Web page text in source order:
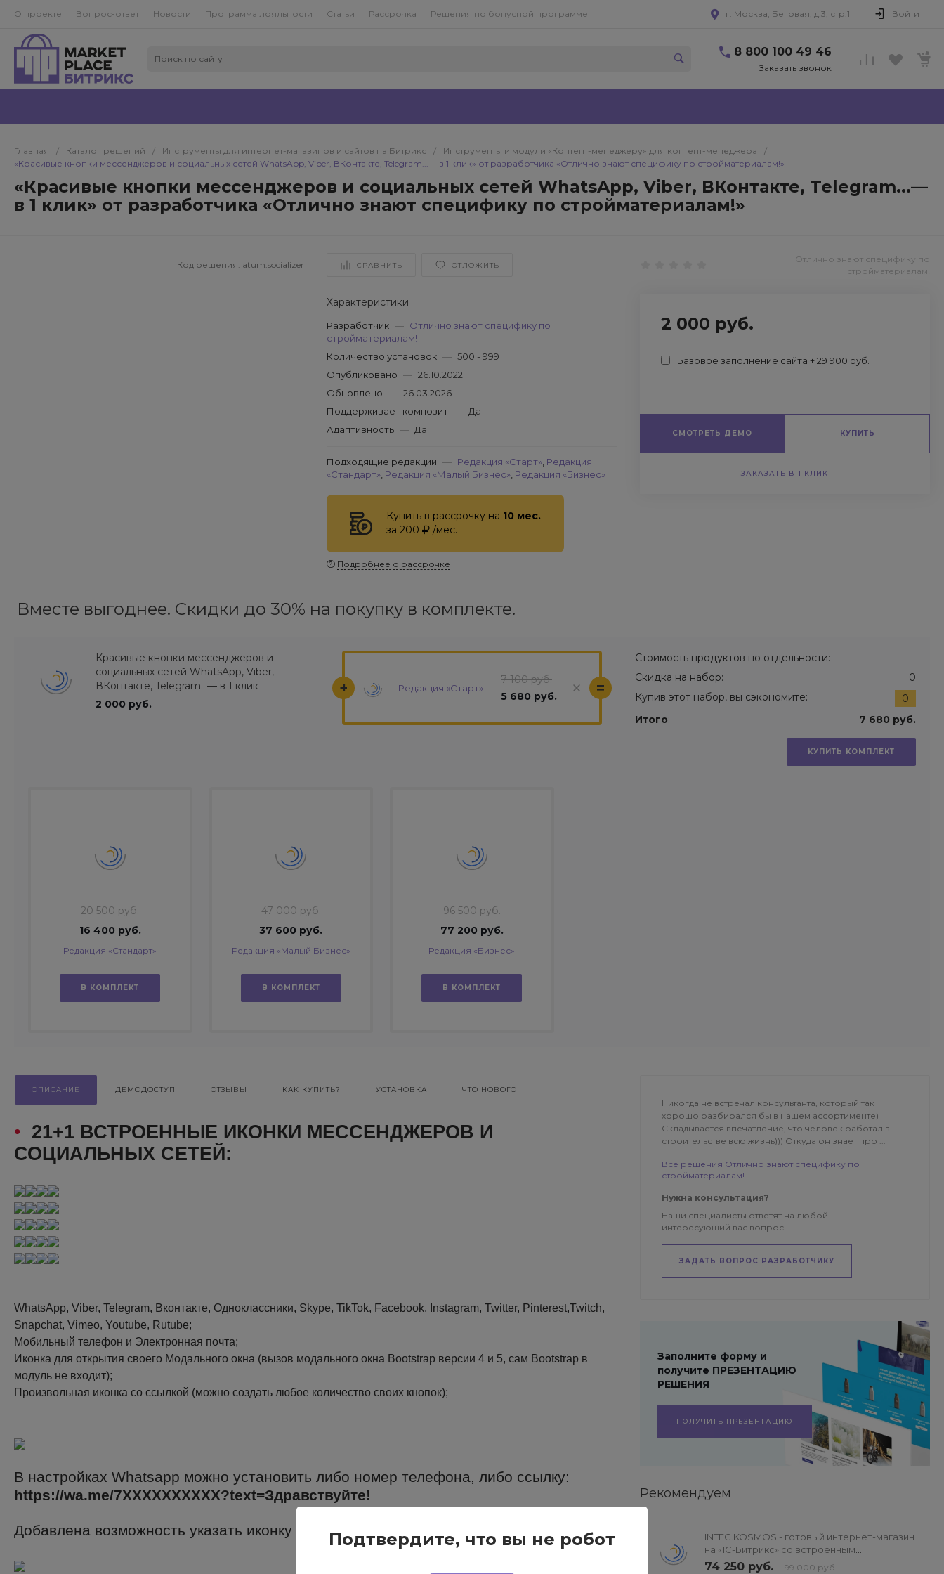
Подтвердите, что вы не робот
О проекте Вопрос-ответ Новости Программа лояльности Статьи Рассрочка Решения по бонусной программе г. Москва, Беговая, д.3, стр.1 Войти
8 800 100 49 46
Заказать звонок
Главная / Каталог решений / Инструменты для интернет-магазинов и сайтов на Битрикс / Инструменты и модули «Контент-менеджеру» для контент-менеджера
/
«Красивые кнопки мессенджеров и социальных сетей WhatsApp, Viber, ВКонтакте, Telegram...— в 1 клик» от разработчика «Отлично знают специфику по стройматериалам!»
«Красивые кнопки мессенджеров и социальных сетей WhatsApp, Viber, ВКонтакте, Telegram...—
в 1 клик» от разработчика «Отлично знают специфику по стройматериалам!»
Код решения: atum.socializer СРАВНИТЬ ОТЛОЖИТЬ
Отлично знают специфику по
стройматериалам!
Характеристики
Разработчик — Отлично знают специфику по
стройматериалам!
Количество установок — 500 - 999
Опубликовано — 26.10.2022
Обновлено — 26.03.2026
Поддерживает композит — Да
Адаптивность — Да
Подходящие редакции — Редакция «Старт» Редакция
«Стандарт» Редакция «Малый Бизнес» Редакция «Бизнес»
Купить в рассрочку на 10 мес.
за 200
/мес.
Подробнее о рассрочке
2 000 руб.
Базовое заполнение сайта + 29 900 руб.
СМОТРЕТЬ ДЕМО КУПИТЬ
ЗАКАЗАТЬ В 1 КЛИК
Вместе выгоднее. Скидки до 30% на покупку в комплекте.
Красивые кнопки мессенджеров и
социальных сетей WhatsApp, Viber,
ВКонтакте, Telegram...— в 1 клик
2 000 руб.
Редакция «Старт»
7 100 руб.
5 680 руб.
+ =
Стоимость продуктов по отдельности:
Скидка на набор:
0
Купив этот набор, вы сэкономите:
0
Итого: 7 680 руб.
КУПИТЬ КОМПЛЕКТ
20 500 руб.
16 400 руб.
Редакция «Стандарт»
В КОМПЛЕКТ
47 000 руб.
37 600 руб.
Редакция «Малый Бизнес»
В КОМПЛЕКТ
96 500 руб.
77 200 руб.
Редакция «Бизнес»
В КОМПЛЕКТ
ОПИСАНИЕ ДЕМОДОСТУП ОТЗЫВЫ КАК КУПИТЬ? УСТАНОВКА ЧТО НОВОГО
• 21+1 ВСТРОЕННЫЕ ИКОНКИ МЕССЕНДЖЕРОВ И
СОЦИАЛЬНЫХ СЕТЕЙ:
WhatsApp, Viber, Telegram, Вконтакте, Одноклассники, Skype, TikTok, Facebook, Instagram, Twitter, Pinterest,Twitch,
Snapchat, Vimeo, Youtube, Rutube;
Мобильный телефон и Электронная почта;
Иконка для открытия своего Модального окна (вызов модального окна Bootstrap версии 4 и 5, сам Bootstrap в
модуль не входит);
Произвольная иконка со ссылкой (можно создать любое количество своих кнопок);
В настройках Whatsapp можно установить либо номер телефона, либо ссылку:
https://wa.me/7ХХХХХХХХХХ?text=Здравствуйте!
Добавлена возможность указать иконку для произвольной кнопки:
Никогда не встречал консультанта, который так
хорошо разбирался бы в нашем ассортименте)
Складывается впечатление, что человек работал в
строительстве всю жизнь))) Откуда он знает про ...
Все решения Отлично знают специфику по
стройматериалам!
Нужна консультация?
Наши специалисты ответят на любой
интересующий вас вопрос
ЗАДАТЬ ВОПРОС РАЗРАБОТЧИКУ
Заполните форму и
получите ПРЕЗЕНТАЦИЮ
РЕШЕНИЯ
ПОЛУЧИТЬ ПРЕЗЕНТАЦИЮ
Рекомендуем
INTEC.KOSMOS - готовый интернет-магазин
на «1С-Битрикс» со встроенным
искусственным интеллектом
74 250 руб. 99 000 руб.